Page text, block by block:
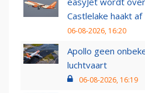
Castlelake haakt af
06-08-2026, 16:20
Apollo geen
luchtvaart
06-08-2026, 16:19